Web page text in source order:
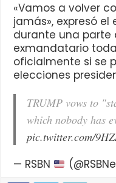
«Vamos a volver
jamás», expresó el
durante una parte
exmandatario
oficialmente si se
elecciones
TRUMP vows to
which nobody has
pic.twitter.com/
— RSBN